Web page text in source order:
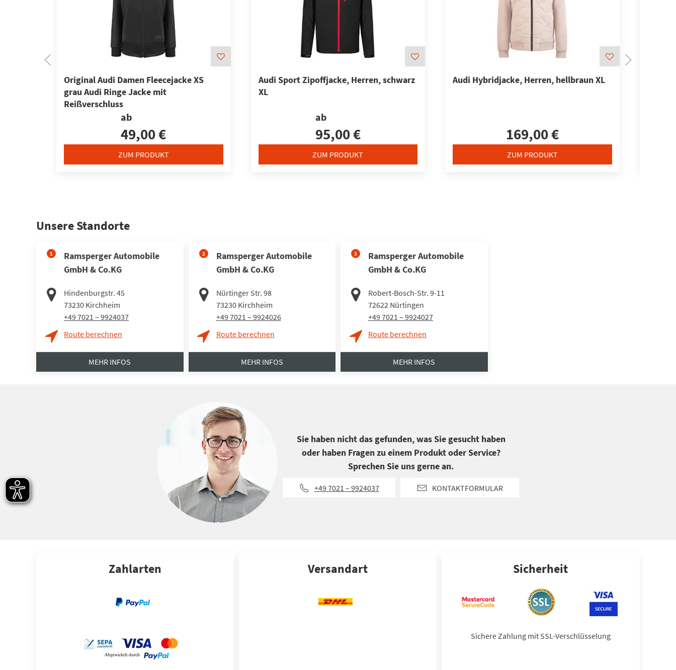
Original Audi Damen Fleecejacke XS
grau Audi Ringe Jacke mit
Reißverschluss
ab
49,00 €
ZUM PRODUKT
Audi Sport Zipoffjacke, Herren, schwarz
XL
ab
95,00 €
ZUM PRODUKT
Audi Hybridjacke, Herren, hellbraun XL
169,00 €
ZUM PRODUKT
Unsere Standorte
1
Ramsperger Automobile
GmbH & Co.KG
Hindenburgstr. 45
73230 Kirchheim
+49 7021 – 9924037
Route berechnen
MEHR INFOS
2
Ramsperger Automobile
GmbH & Co.KG
Nürtinger Str. 98
73230 Kirchheim
+49 7021 – 9924026
Route berechnen
MEHR INFOS
3
Ramsperger Automobile
GmbH & Co.KG
Robert-Bosch-Str. 9-11
72622 Nürtingen
+49 7021 – 9924027
Route berechnen
MEHR INFOS
Sie haben nicht das gefunden, was Sie gesucht haben
oder haben Fragen zu einem Produkt oder Service?
Sprechen Sie uns gerne an.
+49 7021 – 9924037 KONTAKTFORMULAR
Zahlarten Versandart Sicherheit
Sichere Zahlung mit SSL-Verschlüsselung